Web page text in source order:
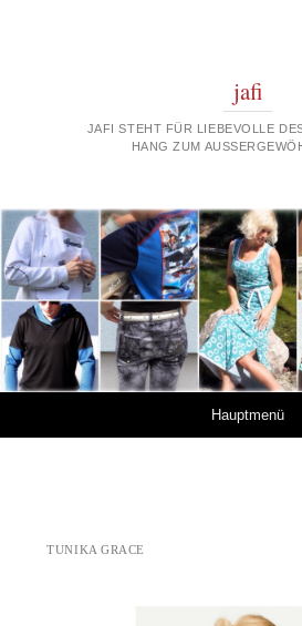
jafi
JAFI STEHT FÜR LIEBEVOLLE
HANG ZUM
Hauptmenü
TUNIKA GRACE